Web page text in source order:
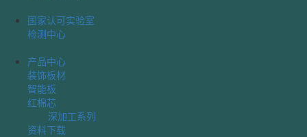
国家认可实验室
检测中心
产品中心
装饰板材
智能板
红棉芯
深加工系列
资料下载